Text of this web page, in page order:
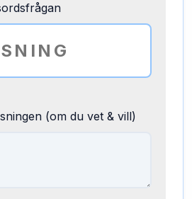
(om du vet & vill)